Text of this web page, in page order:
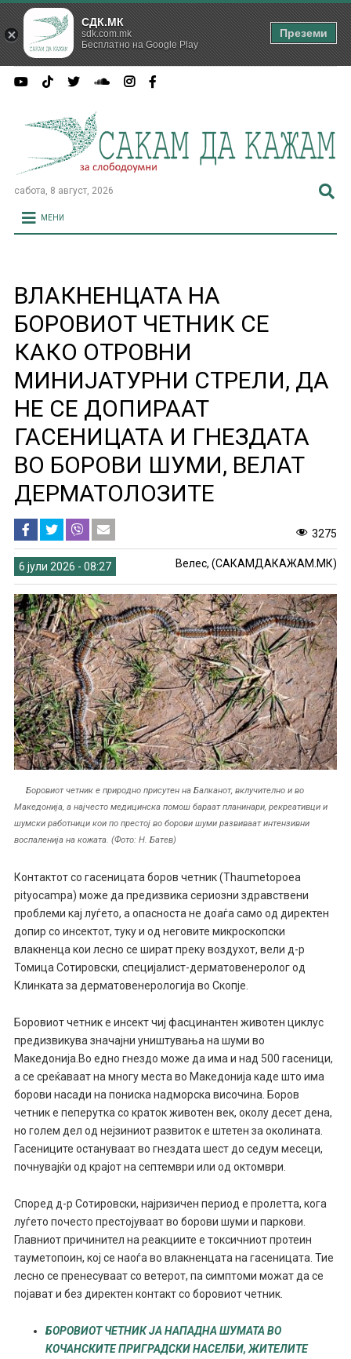
сабота, 8 август, 2026
МЕНИ
ВЛАКНЕНЦАТА НА
БОРОВИОТ ЧЕТНИК СЕ
КАКО ОТРОВНИ
МИНИЈАТУРНИ СТРЕЛИ, ДА
НЕ СЕ ДОПИРААТ
ГАСЕНИЦАТА И ГНЕЗДАТА
ВО БОРОВИ ШУМИ, ВЕЛАТ
ДЕРМАТОЛОЗИТЕ
3275
6 јули 2026 - 08:27 Велес, (САКАМДАКАЖАМ.МК)
Боровиот четник е природно присутен на Балканот, вклучително и во
Македонија, a најчесто медицинска помош бараат планинари, рекреативци и
шумски работници кои по престој во борови шуми развиваат интензивни
воспаленија на кожата. (Фото: Н. Батев)
Контактот со гасеницата боров четник (Thaumetopoea
pityocampa) може да предизвика сериозни здравствени
проблеми кај луѓето, а опасноста не доаѓа само од директен
допир со инсектот, туку и од неговите микроскопски
влакненца кои лесно се шират преку воздухот, вели д-р
Томица Сотировски, специјалист-дерматовенеролог од
Клинката за дерматовенерологија во Скопје.
Боровиот четник е инсект чиј фасцинантен животен циклус
предизвикува значајни уништувања на шуми во
Македонија.Во едно гнездо може да има и над 500 гасеници,
а се среќаваат на многу места во Македонија каде што има
борови насади на пониска надморска височина. Боров
четник е пеперутка со краток животен век, околу десет дена,
но голем дел од нејзиниот развиток е штетен за околината.
Гасениците остануваат во гнездата шест до седум месеци,
почнувајќи од крајот на септември или од октомври.
Според д-р Сотировски, најризичен период е пролетта, кога
луѓето почесто престојуваат во борови шуми и паркови.
Главниот причинител на реакциите е токсичниот протеин
тауметопоин, кој се наоѓа во влакненцата на гасеницата. Тие
лесно се пренесуваат со ветерот, па симптоми можат да се
појават и без директен контакт со боровиот четник.
БОРОВИОТ ЧЕТНИК ЈА НАПАДНА ШУМАТА ВО
КОЧАНСКИТЕ ПРИГРАДСКИ НАСЕЛБИ, ЖИТЕЛИТЕ
СДК.МК
sdk.com.mk
Бесплатно на Google Play
Преземи